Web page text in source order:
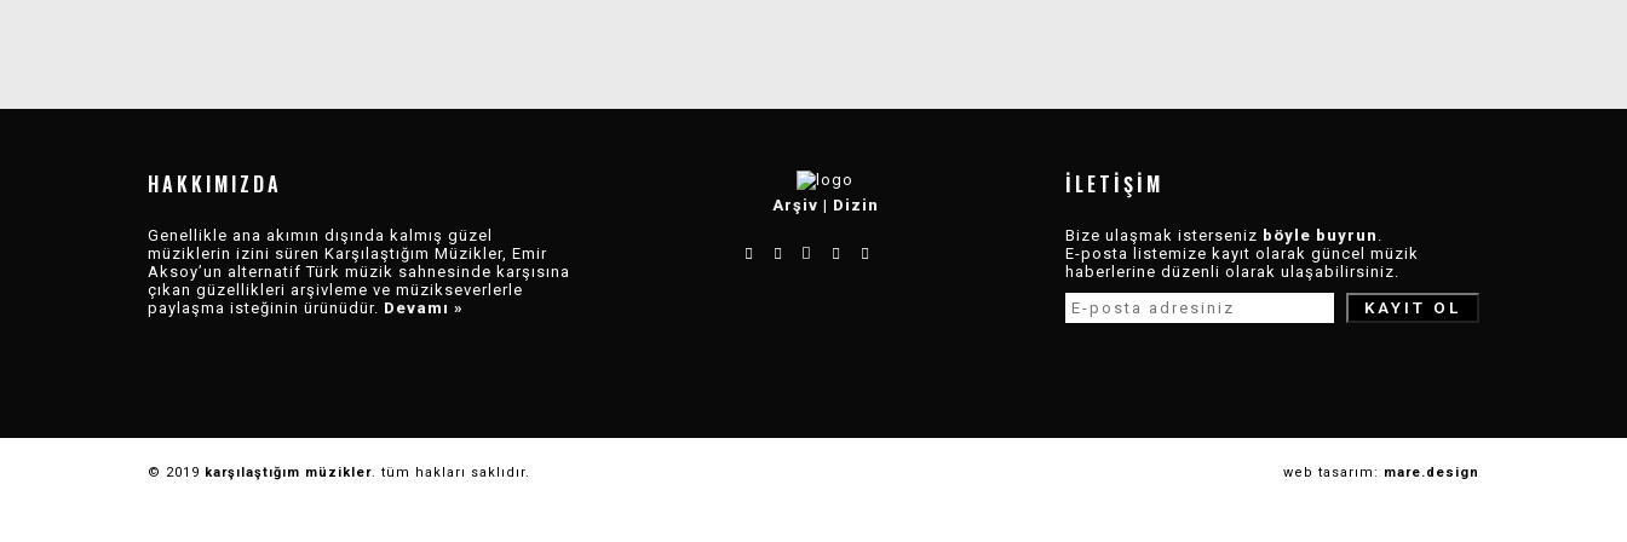
HAKKIMIZDA
Genellikle ana akımın dışında kalmış güzel
müziklerin izini süren Karşılaştığım Müzikler, Emir
Aksoy’un alternatif Türk müzik sahnesinde karşısına
çıkan güzellikleri arşivleme ve müzikseverlerle
paylaşma isteğinin ürünüdür. Devamı »
Arşiv | Dizin
İLETIŞIM
Bize ulaşmak isterseniz böyle buyrun .
E-posta listemize kayıt olarak güncel müzik
haberlerine düzenli olarak ulaşabilirsiniz.
© 2019 karşılaştığım müzikler. tüm hakları saklıdır. web tasarım: mare.design